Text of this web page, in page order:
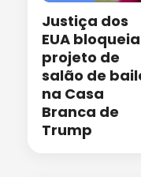
Justiça dos
EUA bloqueia
projeto de
salão de
na Casa
Branca de
Trump